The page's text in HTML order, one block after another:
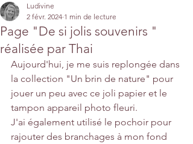
Page "De si jolis souvenirs "
réalisée par Thai
Ludivine
2 févr. 2024 1 min de lecture
Aujourd'hui, je me suis replongée dans
la collection "Un brin de nature" pour
jouer un peu avec ce joli papier et le
tampon appareil photo fleuri.
J'ai également utilisé le pochoir pour
rajouter des branchages à mon fond